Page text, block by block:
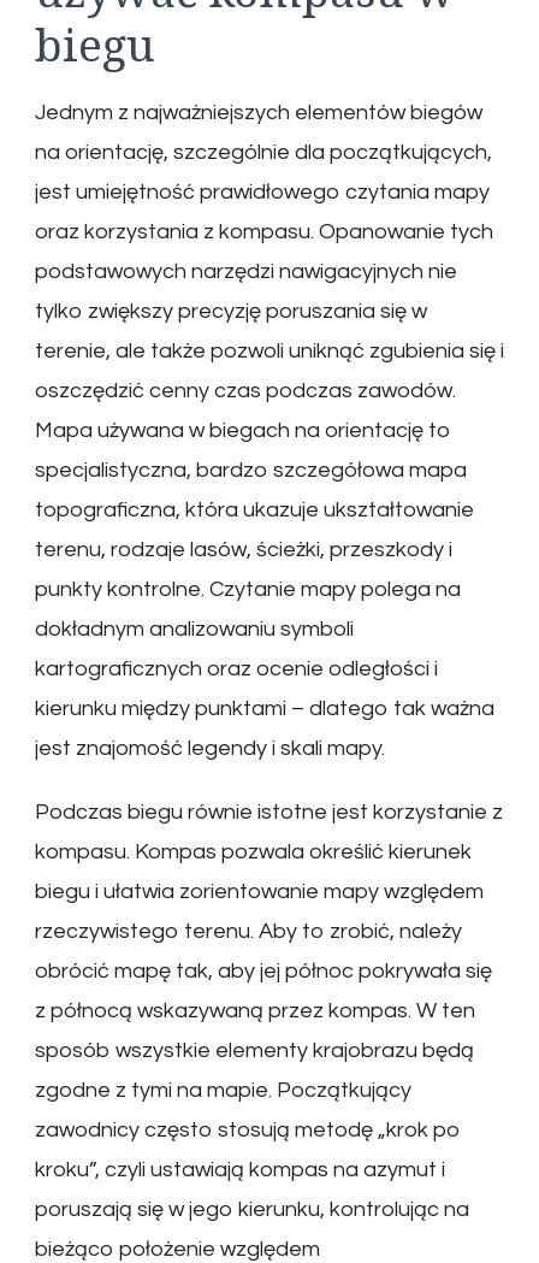
biegu
Jednym z najważniejszych elementów biegów
na orientację, szczególnie dla początkujących,
jest umiejętność prawidłowego czytania mapy
oraz korzystania z kompasu. Opanowanie tych
podstawowych narzędzi nawigacyjnych nie
tylko zwiększy precyzję poruszania się w
terenie, ale także pozwoli uniknąć zgubienia się i
oszczędzić cenny czas podczas zawodów.
Mapa używana w biegach na orientację to
specjalistyczna, bardzo szczegółowa mapa
topograficzna, która ukazuje ukształtowanie
terenu, rodzaje lasów, ścieżki, przeszkody i
punkty kontrolne. Czytanie mapy polega na
dokładnym analizowaniu symboli
kartograficznych oraz ocenie odległości i
kierunku między punktami – dlatego tak ważna
jest znajomość legendy i skali mapy.
Podczas biegu równie istotne jest korzystanie z
kompasu. Kompas pozwala określić kierunek
biegu i ułatwia zorientowanie mapy względem
rzeczywistego terenu. Aby to zrobić, należy
obrócić mapę tak, aby jej północ pokrywała się
z północą wskazywaną przez kompas. W ten
sposób wszystkie elementy krajobrazu będą
zgodne z tymi na mapie. Początkujący
zawodnicy często stosują metodę „krok po
kroku”, czyli ustawiają kompas na azymut i
poruszają się w jego kierunku, kontrolując na
bieżąco położenie względem